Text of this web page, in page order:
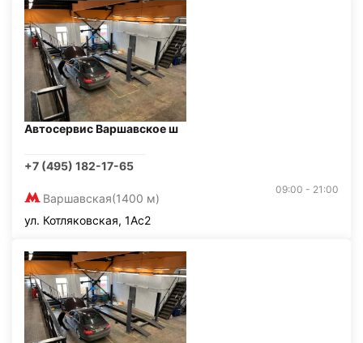
Автосервис Варшавское ш
+7 (495) 182-17-65
Варшавская(1400 м)
09:00 - 21:00
ул. Котляковская, 1Ас2